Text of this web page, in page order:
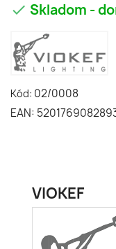
 Skladom -
Kód: 02/0008
EAN:
VIOKEF